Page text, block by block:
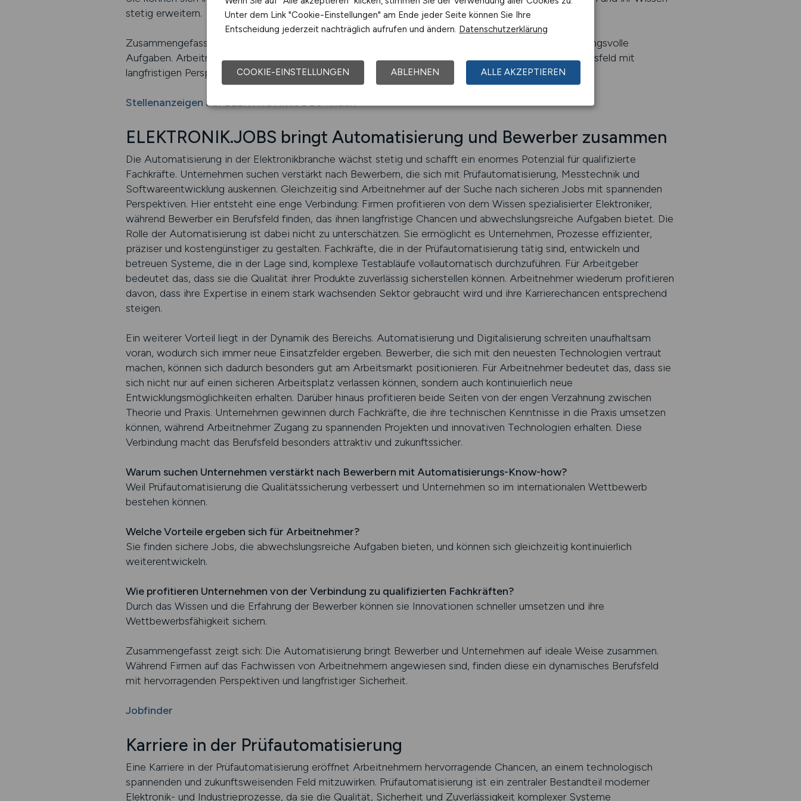
stetig erweitern.
Zusammengefasst bietet die Prüfautomatisierung Elektronik-Fachkräften vielfältige und verantwortungsvolle
Aufgaben. Arbeitnehmer, die Freude an Technik, Präzision und Innovation haben, finden hier ein Berufsfeld mit
langfristigen Perspektiven und ausgezeichneten Entwicklungsmöglichkeiten.
Stellenanzeigen auf ELEKTRONIK.JOBS finden
ELEKTRONIK.JOBS bringt Automatisierung und Bewerber zusammen
Die Automatisierung in der Elektronikbranche wächst stetig und schafft ein enormes Potenzial für qualifizierte
Fachkräfte. Unternehmen suchen verstärkt nach Bewerbern, die sich mit Prüfautomatisierung, Messtechnik und
Softwareentwicklung auskennen. Gleichzeitig sind Arbeitnehmer auf der Suche nach sicheren Jobs mit spannenden
Perspektiven. Hier entsteht eine enge Verbindung: Firmen profitieren von dem Wissen spezialisierter Elektroniker,
während Bewerber ein Berufsfeld finden, das ihnen langfristige Chancen und abwechslungsreiche Aufgaben bietet. Die
Rolle der Automatisierung ist dabei nicht zu unterschätzen. Sie ermöglicht es Unternehmen, Prozesse effizienter,
präziser und kostengünstiger zu gestalten. Fachkräfte, die in der Prüfautomatisierung tätig sind, entwickeln und
betreuen Systeme, die in der Lage sind, komplexe Testabläufe vollautomatisch durchzuführen. Für Arbeitgeber
bedeutet das, dass sie die Qualität ihrer Produkte zuverlässig sicherstellen können. Arbeitnehmer wiederum profitieren
davon, dass ihre Expertise in einem stark wachsenden Sektor gebraucht wird und ihre Karrierechancen entsprechend
steigen.
Ein weiterer Vorteil liegt in der Dynamik des Bereichs. Automatisierung und Digitalisierung schreiten unaufhaltsam
voran, wodurch sich immer neue Einsatzfelder ergeben. Bewerber, die sich mit den neuesten Technologien vertraut
machen, können sich dadurch besonders gut am Arbeitsmarkt positionieren. Für Arbeitnehmer bedeutet das, dass sie
sich nicht nur auf einen sicheren Arbeitsplatz verlassen können, sondern auch kontinuierlich neue
Entwicklungsmöglichkeiten erhalten. Darüber hinaus profitieren beide Seiten von der engen Verzahnung zwischen
Theorie und Praxis. Unternehmen gewinnen durch Fachkräfte, die ihre technischen Kenntnisse in die Praxis umsetzen
können, während Arbeitnehmer Zugang zu spannenden Projekten und innovativen Technologien erhalten. Diese
Verbindung macht das Berufsfeld besonders attraktiv und zukunftssicher.
Warum suchen Unternehmen verstärkt nach Bewerbern mit Automatisierungs-Know-how?
Weil Prüfautomatisierung die Qualitätssicherung verbessert und Unternehmen so im internationalen Wettbewerb
bestehen können.
Welche Vorteile ergeben sich für Arbeitnehmer?
Sie finden sichere Jobs, die abwechslungsreiche Aufgaben bieten, und können sich gleichzeitig kontinuierlich
weiterentwickeln.
Wie profitieren Unternehmen von der Verbindung zu qualifizierten Fachkräften?
Durch das Wissen und die Erfahrung der Bewerber können sie Innovationen schneller umsetzen und ihre
Wettbewerbsfähigkeit sichern.
Zusammengefasst zeigt sich: Die Automatisierung bringt Bewerber und Unternehmen auf ideale Weise zusammen.
Während Firmen auf das Fachwissen von Arbeitnehmern angewiesen sind, finden diese ein dynamisches Berufsfeld
mit hervorragenden Perspektiven und langfristiger Sicherheit.
Jobfinder
Karriere in der Prüfautomatisierung
Eine Karriere in der Prüfautomatisierung eröffnet Arbeitnehmern hervorragende Chancen, an einem technologisch
spannenden und zukunftsweisenden Feld mitzuwirken. Prüfautomatisierung ist ein zentraler Bestandteil moderner
Elektronik- und Industrieprozesse, da sie die Qualität, Sicherheit und Zuverlässigkeit komplexer Systeme
Unter dem Link "Cookie-Einstellungen" am Ende jeder Seite können Sie Ihre
Entscheidung jederzeit nachträglich aufrufen und ändern. Datenschutzerklärung
COOKIE-EINSTELLUNGEN ABLEHNEN ALLE AKZEPTIEREN